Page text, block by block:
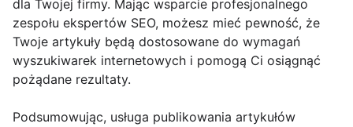
dla Twojej firmy. Mając wsparcie profesjonalnego
zespołu ekspertów SEO, możesz mieć pewność, że
Twoje artykuły będą dostosowane do wymagań
wyszukiwarek internetowych i pomogą Ci osiągnąć
pożądane rezultaty.
Podsumowując, usługa publikowania artykułów